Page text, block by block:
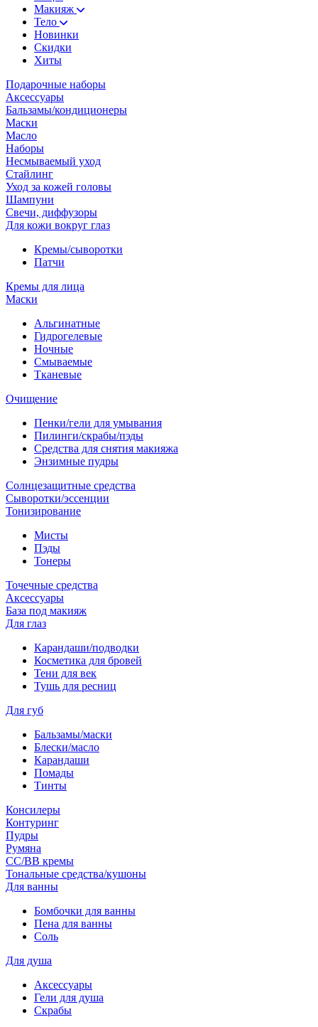
Макияж
Тело
Новинки
Скидки
Хиты
Подарочные наборы
Аксессуары
Бальзамы/кондиционеры
Маски
Масло
Наборы
Несмываемый уход
Стайлинг
Уход за кожей головы
Шампуни
Свечи, диффузоры
Для кожи вокруг глаз
Кремы/сыворотки
Патчи
Кремы для лица
Маски
Альгинатные
Гидрогелевые
Ночные
Смываемые
Тканевые
Очищение
Пенки/гели для умывания
Пилинги/скрабы/пэды
Средства для снятия макияжа
Энзимные пудры
Солнцезащитные средства
Сыворотки/эссенции
Тонизирование
Мисты
Пэды
Тонеры
Точечные средства
Аксессуары
База под макияж
Для глаз
Карандаши/подводки
Косметика для бровей
Тени для век
Тушь для ресниц
Для губ
Бальзамы/маски
Блески/масло
Карандаши
Помады
Тинты
Консилеры
Контуринг
Пудры
Румяна
СС/ВВ кремы
Тональные средства/кушоны
Для ванны
Бомбочки для ванны
Пена для ванны
Соль
Для душа
Аксессуары
Гели для душа
Скрабы